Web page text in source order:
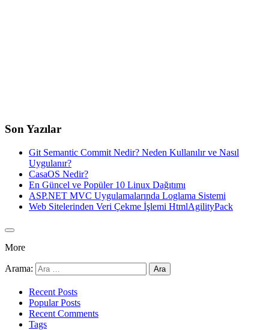
Son Yazılar
Git Semantic Commit Nedir? Neden Kullanılır ve Nasıl
Uygulanır?
CasaOS Nedir?
En Güncel ve Popüler 10 Linux Dağıtımı
ASP.NET MVC Uygulamalarında Loglama Sistemi
Web Sitelerinden Veri Çekme İşlemi HtmlAgilityPack
More
Arama:
Recent Posts
Popular Posts
Recent Comments
Tags